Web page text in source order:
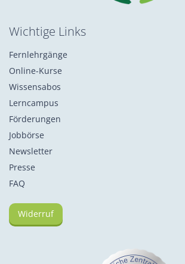
Wichtige Links
Fernlehrgänge
Online-Kurse
Wissensabos
Lerncampus
Förderungen
Jobbörse
Newsletter
Presse
FAQ
Widerruf